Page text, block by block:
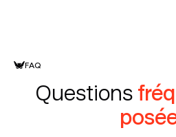
FAQ
Questions